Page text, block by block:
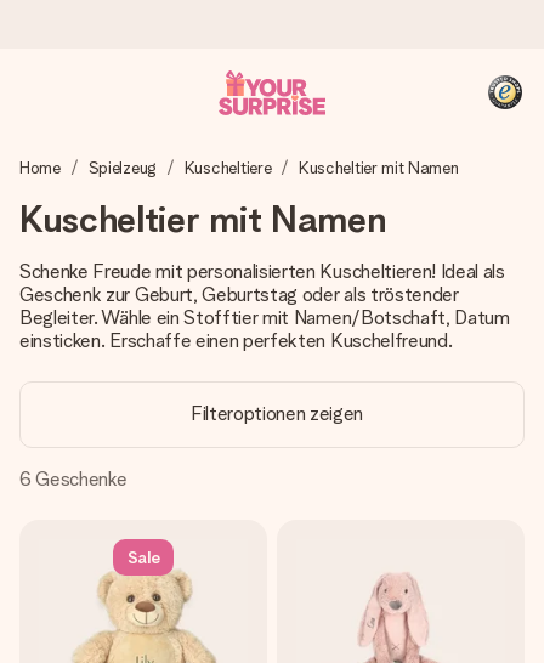
Wir bereiten dein Geschenk sorgfältig vor und schicken es
überreichen kannst, wenn es am meisten zählt.
4,8 (basierend auf +15.000 Bewertungen)
4,8 bei Google Reviews (Gesamtergebnis aller Länder, in
Montag - Freitag : 8:30 - 17:00 Uhr
Samstag - Sonntag : 8:30 - 13:00 Uhr
Home Spielzeug Kuscheltiere Kuscheltier mit Namen
Kuscheltier mit Namen
Schenke Freude mit personalisierten Kuscheltieren! Ideal als
Geschenk zur Geburt, Geburtstag oder als tröstender
Begleiter. Wähle ein Stofftier mit Namen/Botschaft, Datum
einsticken. Erschaffe einen perfekten Kuschelfreund.
Filteroptionen zeigen
6 Geschenke
Sale